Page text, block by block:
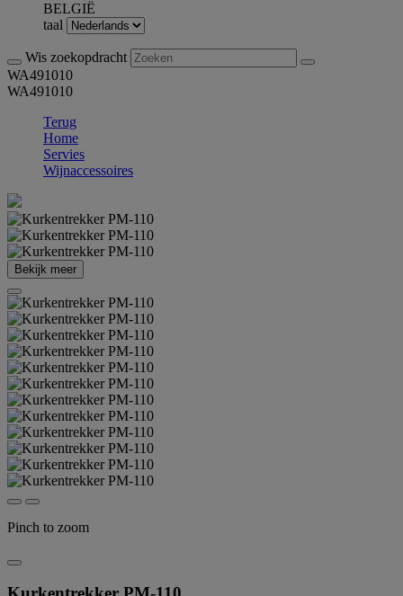
BELGIË
taal
Wis zoekopdracht
WA491010
WA491010
Terug
Home
Servies
Wijnaccessoires
Bekijk meer
Pinch to zoom